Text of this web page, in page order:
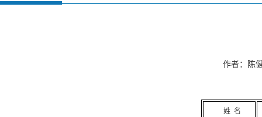
作者：陈
姓 名